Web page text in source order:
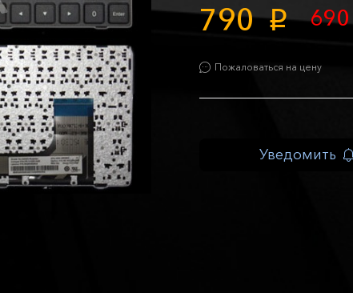
790 p
Пожаловаться на цену
Уведомить